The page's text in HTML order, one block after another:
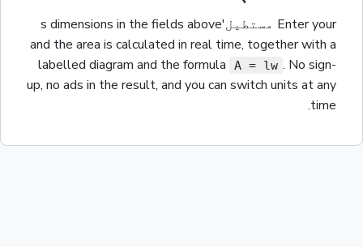
Enter your مستطیل 's dimensions in the fields above
and the area is calculated in real time, together with a
labelled diagram and the formula A = lw . No sign-
up, no ads in the result, and you can switch units at any
time.